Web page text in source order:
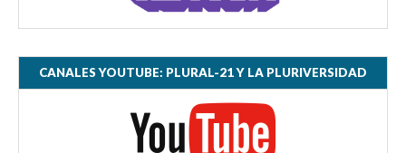
CANALES YOUTUBE: PLURAL-21 Y LA PLURIVERSIDAD